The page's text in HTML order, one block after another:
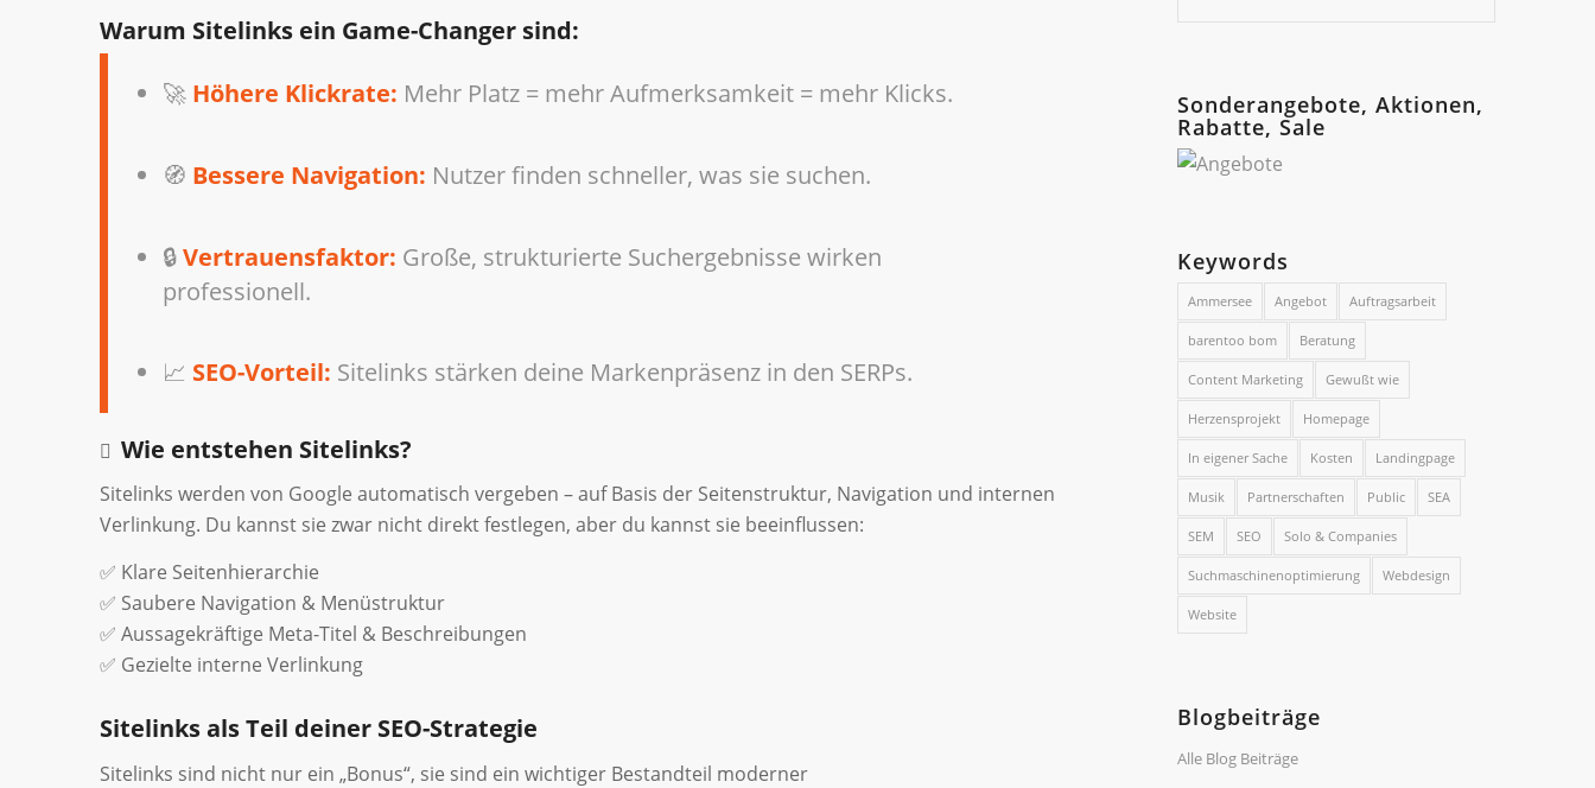
Warum Sitelinks ein Game-Changer sind:
🚀 Höhere Klickrate: Mehr Platz = mehr Aufmerksamkeit = mehr Klicks.
🧭 Bessere Navigation: Nutzer finden schneller, was sie suchen.
🔒Vertrauensfaktor: Große, strukturierte Suchergebnisse wirken
professionell.
📈 SEO-Vorteil: Sitelinks stärken deine Markenpräsenz in den SERPs.
Wie entstehen Sitelinks?
Sitelinks werden von Google automatisch vergeben – auf Basis der Seitenstruktur, Navigation und internen
Verlinkung. Du kannst sie zwar nicht direkt festlegen, aber du kannst sie beeinflussen:
✅ Klare Seitenhierarchie
✅ Saubere Navigation & Menüstruktur
✅ Aussagekräftige Meta-Titel & Beschreibungen
✅ Gezielte interne Verlinkung
Sitelinks als Teil deiner SEO-Strategie
Sitelinks sind nicht nur ein „Bonus“, sie sind ein wichtiger Bestandteil moderner
Sonderangebote, Aktionen,
Rabatte, Sale
Keywords
Ammersee Angebot Auftragsarbeit
barentoo bom Beratung
Content Marketing Gewußt wie
Herzensprojekt Homepage
In eigener Sache Kosten Landingpage
Musik Partnerschaften Public SEA
SEM SEO Solo & Companies
Suchmaschinenoptimierung Webdesign
Website
Blogbeiträge
Alle Blog Beiträge